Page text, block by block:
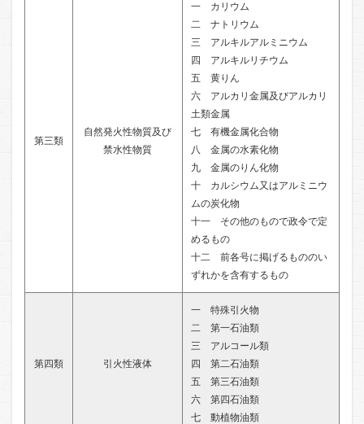
第三類
自然発火性物質及び
禁水性物質
一 カリウム
二 ナトリウム
三 アルキルアルミニウム
四 アルキルリチウム
五 黄りん
六 アルカリ金属及びアルカリ
土類金属
七 有機金属化合物
八 金属の水素化物
九 金属のりん化物
十 カルシウム又はアルミニウ
ムの炭化物
十一 その他のもので政令で定
めるもの
十二 前各号に掲げるもののい
ずれかを含有するもの
第四類 引火性液体
一 特殊引火物
二 第一石油類
三 アルコール類
四 第二石油類
五 第三石油類
六 第四石油類
七 動植物油類